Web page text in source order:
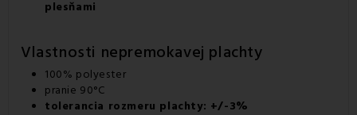
plesňami
Vlastnosti nepremokavej plachty
100% polyester
pranie 90°C
tolerancia rozmeru plachty: +/-3%